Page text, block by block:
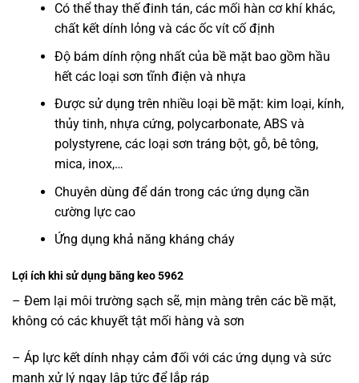
Có thể thay thế đinh tán, các mối hàn cơ khí khác,
chất kết dính lỏng và các ốc vít cố định
Độ bám dính rộng nhất của bề mặt bao gồm hầu
hết các loại sơn tĩnh điện và nhựa
Được sử dụng trên nhiều loại bề mặt: kim loại, kính,
thủy tinh, nhựa cứng, polycarbonate, ABS và
polystyrene, các loại sơn tráng bột, gỗ, bê tông,
mica, inox,…
Chuyên dùng để dán trong các ứng dụng cần
cường lực cao
Ứng dụng khả năng kháng cháy
Lợi ích khi sử dụng băng keo 5962
– Đem lại môi trường sạch sẽ, mịn màng trên các bề mặt,
không có các khuyết tật mối hàng và sơn
– Áp lực kết dính nhạy cảm đối với các ứng dụng và sức
mạnh xử lý ngay lập tức để lắp ráp